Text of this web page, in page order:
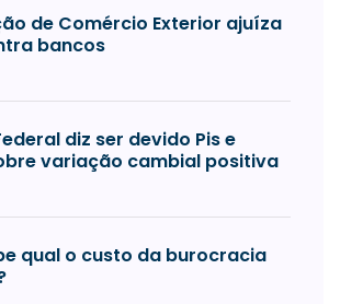
de Comércio Exterior ajuíza
bancos
diz ser devido Pis e
variação cambial positiva
qual o custo da burocracia